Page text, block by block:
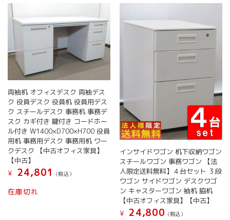
両袖机 オフィスデスク 両袖デス
ク 役員デスク 役員机 役員用デス
ク スチールデスク 事務机 事務デ
スク カギ付き 鍵付き コードホー
ル付き W1400×D700×H700 役員
用机 事務用デスク 事務用机 ワー
クデスク 【中古オフィス家具】
【中古】
¥
24,801 (税込）
在庫切れ
インサイドワゴン 机下収納ワゴン
スチールワゴン 事務ワゴン 【法
人限定送料無料】４台セット ３段
ワゴン サイドワゴン デスクワゴ
ン キャスターワゴン 袖机 脇机
【中古オフィス家具】【中古】
¥ 24,800 (税込）